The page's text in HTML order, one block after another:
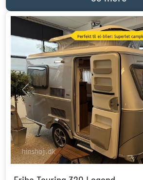
Previous